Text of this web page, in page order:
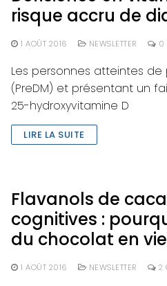
risque accru de
1 AOÛT 2016 NEWSLETTER 0
Les personnes atteintes
(PreDM) et présentant un
25-hydroxyvitamine D
LIRE LA SUITE
Flavanols de
cognitives :
du chocolat en
1 AOÛT 2016 NEWSLETTER 2